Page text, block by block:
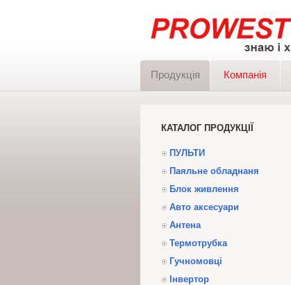
Продукція Компанія
КАТАЛОГ ПРОДУКЦІЇ
ПУЛЬТИ
Паяльне обладнаня
Блок живлення
Авто аксесуари
Антена
Термотрубка
Гучномовці
Інвертор